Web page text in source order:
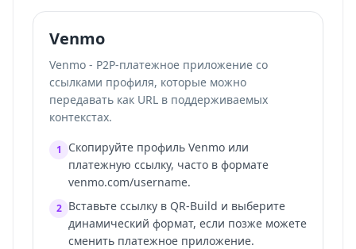
Venmo
Venmo - P2P-платежное приложение со
ссылками профиля, которые можно
передавать как URL в поддерживаемых
контекстах.
1
Скопируйте профиль Venmo или
платежную ссылку, часто в формате
venmo.com/username.
2 Вставьте ссылку в QR-Build и выберите
динамический формат, если позже можете
сменить платежное приложение.